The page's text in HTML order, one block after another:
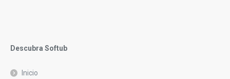
Descubra Softub
Inicio